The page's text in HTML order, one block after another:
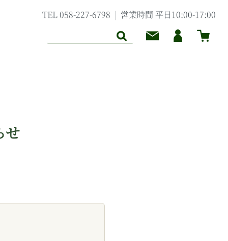
せ
ぶめぶ
TEL 058-227-6798 営業時間 平日10:00-17:00